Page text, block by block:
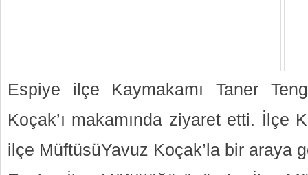
Espiye ilçe Kaymakamı Taner
Koçak’ı makamında ziyaret etti. İlçe
ilçe MüftüsüYavuz Koçak’la bir araya